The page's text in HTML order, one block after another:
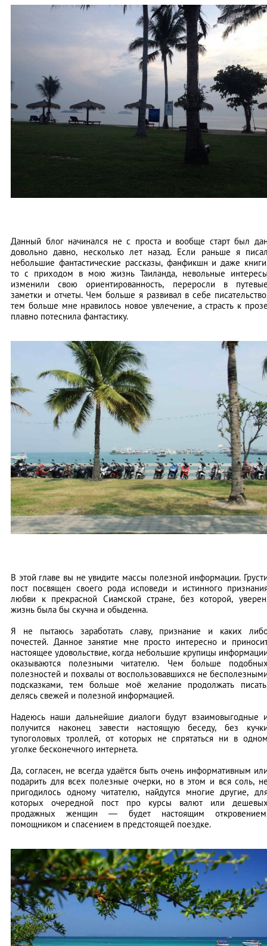
Данный блог начинался не с проста и вообще старт был
довольно давно, несколько лет назад. Если раньше я
небольшие фантастические рассказы, фанфикшн и даже
то с приходом в мою жизнь Таиланда, невольные
изменили свою ориентированность, переросли в
заметки и отчеты. Чем больше я развивал в себе
тем больше мне нравилось новое увлечение, а страсть к
плавно потеснила фантастику.
В этой главе вы не увидите массы полезной информации.
пост посвящен своего рода исповеди и истинного
любви к прекрасной Сиамской стране, без которой,
жизнь была бы скучна и обыденна.
Я не пытаюсь заработать славу, признание и каких
почестей. Данное занятие мне просто интересно и
настоящее удовольствие, когда небольшие крупицы
оказываются полезными читателю. Чем больше
полезностей и похвалы от воспользовавшихся не
подсказками, тем больше моё желание продолжать
делясь свежей и полезной информацией.
Надеюсь наши дальнейшие диалоги будут взаимовыгодные
получится наконец завести настоящую беседу, без
тупоголовых троллей, от которых не спрятаться ни в
уголке бесконечного интернета.
Да, согласен, не всегда удаётся быть очень информативным
подарить для всех полезные очерки, но в этом и вся соль,
пригодилось одному читателю, найдутся многие другие,
которых очередной пост про курсы валют или
продажных женщин — будет настоящим
помощником и спасением в предстоящей поездке.